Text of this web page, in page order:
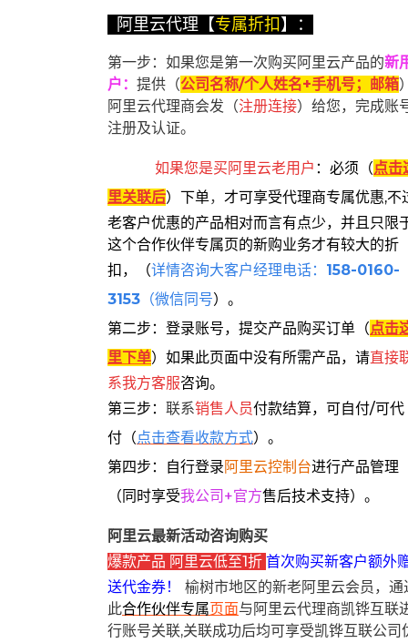
阿里云代理【专属折扣】：
第一步：如果您是第一次购买阿里云产品的新
户 ： 提供（公司名称/个人姓名+手机号；邮箱）
阿里云代理商会发（注册连接）给您，完成账
注册及认证。
如果您是买阿里云老用户 ： 必须 （点击
里关联后） 下单， 才可享受代理商专属优惠,不
老客户优惠的产品相对而言有点少，并且只限
这个合作伙伴专属页的新购业务才有较大的折
扣，
（详情咨询大客户经理电话： 158-0160-
3153 （微信同号）。
第二步：登录账号，提交产品购买订单（点击
里下单） 如果此页面中没有所需产品，请直接
系我方客服咨询。
第三步： 联系销售人员付款结算，可自付/可代
付（点击查看收款方式）。
第四步：自行登录 阿里云控制台进行产品管理
（同时享受我公司+官方售后技术支持）。
阿里云最新活动咨询购买
爆款产品 阿里云低至1折 首次购买新客户额外
送代金券！
榆树市地区的新老阿里云会员，通
此合作伙伴专属页面与阿里云代理商凯铧互联
行账号关联,关联成功后均可享受凯铧互联公司